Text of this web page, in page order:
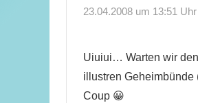
23.04.2008 um 13:51 Uhr
Uiuiui… Warten wir
illustren Geheimbünde
Coup 😀